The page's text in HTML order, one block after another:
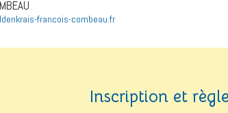
francois-combeau.fr
Inscription et